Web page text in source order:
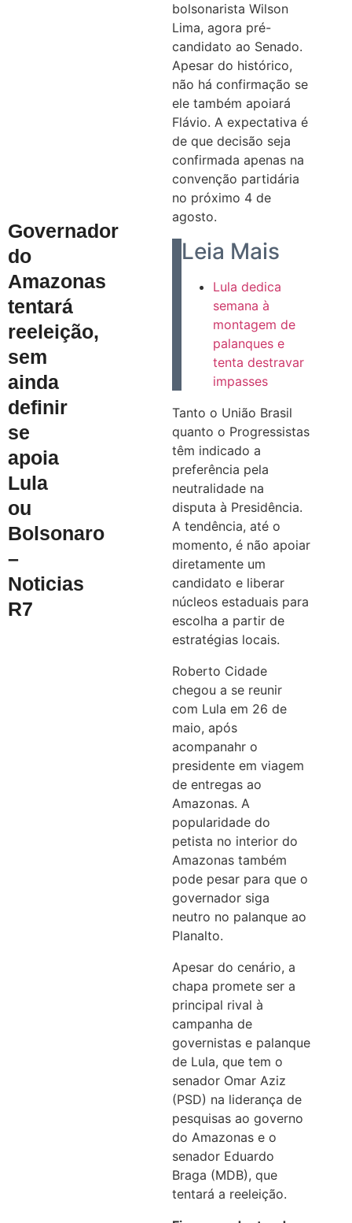
Governador
do
Amazonas
tentará
reeleição,
sem
ainda
definir
se
apoia
Lula
ou
Bolsonaro
–
Noticias
R7
bolsonarista Wilson
Lima, agora pré-
candidato ao Senado.
Apesar do histórico,
não há confirmação se
ele também apoiará
Flávio. A expectativa é
de que decisão seja
confirmada apenas na
convenção partidária
no próximo 4 de
agosto.
Leia Mais
Lula dedica
semana à
montagem de
palanques e
tenta destravar
impasses
Tanto o União Brasil
quanto o Progressistas
têm indicado a
preferência pela
neutralidade na
disputa à Presidência.
A tendência, até o
momento, é não apoiar
diretamente um
candidato e liberar
núcleos estaduais para
escolha a partir de
estratégias locais.
Roberto Cidade
chegou a se reunir
com Lula em 26 de
maio, após
acompanahr o
presidente em viagem
de entregas ao
Amazonas. A
popularidade do
petista no interior do
Amazonas também
pode pesar para que o
governador siga
neutro no palanque ao
Planalto.
Apesar do cenário, a
chapa promete ser a
principal rival à
campanha de
governistas e palanque
de Lula, que tem o
senador Omar Aziz
(PSD) na liderança de
pesquisas ao governo
do Amazonas e o
senador Eduardo
Braga (MDB), que
tentará a reeleição.